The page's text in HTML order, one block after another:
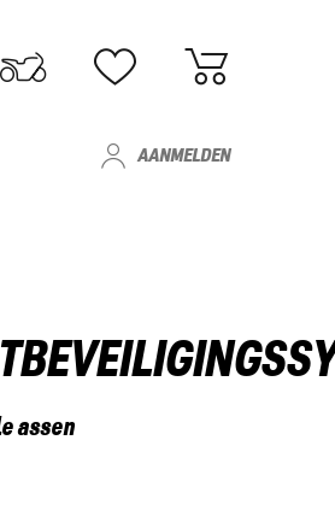
AANMELDEN
assen